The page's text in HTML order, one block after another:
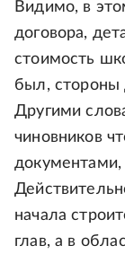
Видимо, в
договора,
стоимость
был, стороны
Другими
чиновников
документами,
начала
глав, а в